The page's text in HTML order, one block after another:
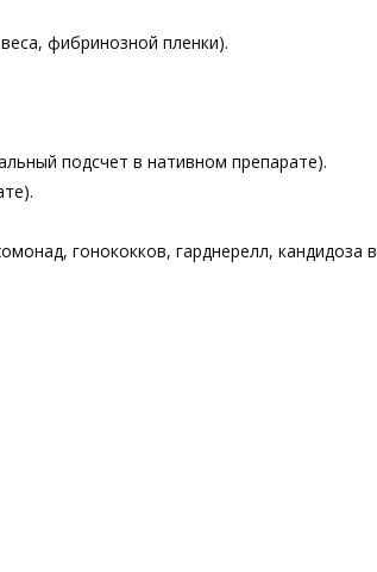
фибринозной пленки).
подсчет в нативном препарате).
гонококков, гарднерелл, кандидоза в